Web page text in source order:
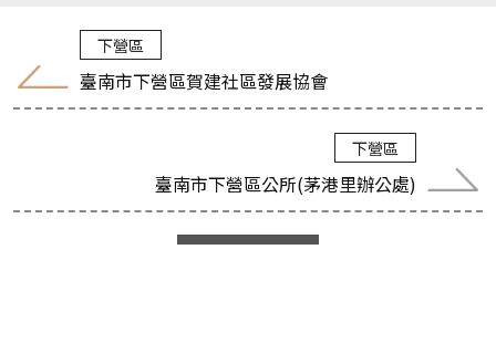
下營區
臺南市下營區賀建社區發展協會
下營區
臺南市下營區公所(茅港里辦公處)